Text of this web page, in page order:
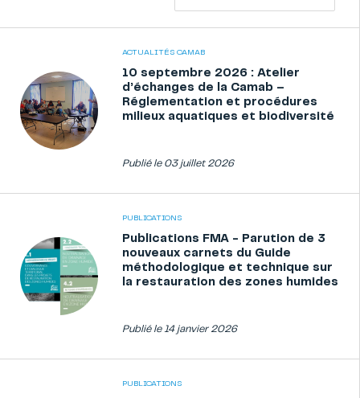
ACTUALITÉS CAMAB
10 septembre 2026 : Atelier
d’échanges de la Camab –
Réglementation et procédures
milieux aquatiques et biodiversité
Publié le 03 juillet 2026
PUBLICATIONS
Publications FMA - Parution de 3
nouveaux carnets du Guide
méthodologique et technique sur
la restauration des zones humides
Publié le 14 janvier 2026
PUBLICATIONS